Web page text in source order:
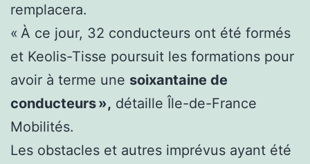
remplacera.
« À ce jour, 32 conducteurs ont été formés
et Keolis-Tisse poursuit les formations pour
avoir à terme une soixantaine de
conducteurs », détaille Île-de-France
Mobilités.
Les obstacles et autres imprévus ayant été